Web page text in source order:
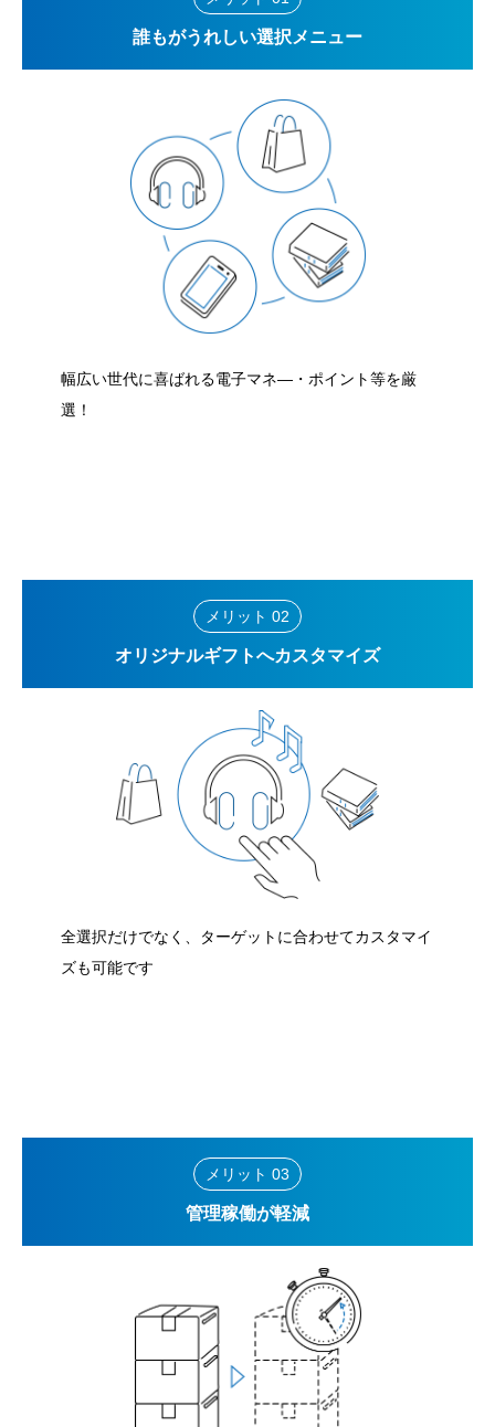
誰もがうれしい選択メニュー
幅広い世代に喜ばれる電子マネ―・ポイント等を厳
選！
メリット 02
オリジナルギフトへカスタマイズ
全選択だけでなく、ターゲットに合わせてカスタマイ
ズも可能です
メリット 03
管理稼働が軽減